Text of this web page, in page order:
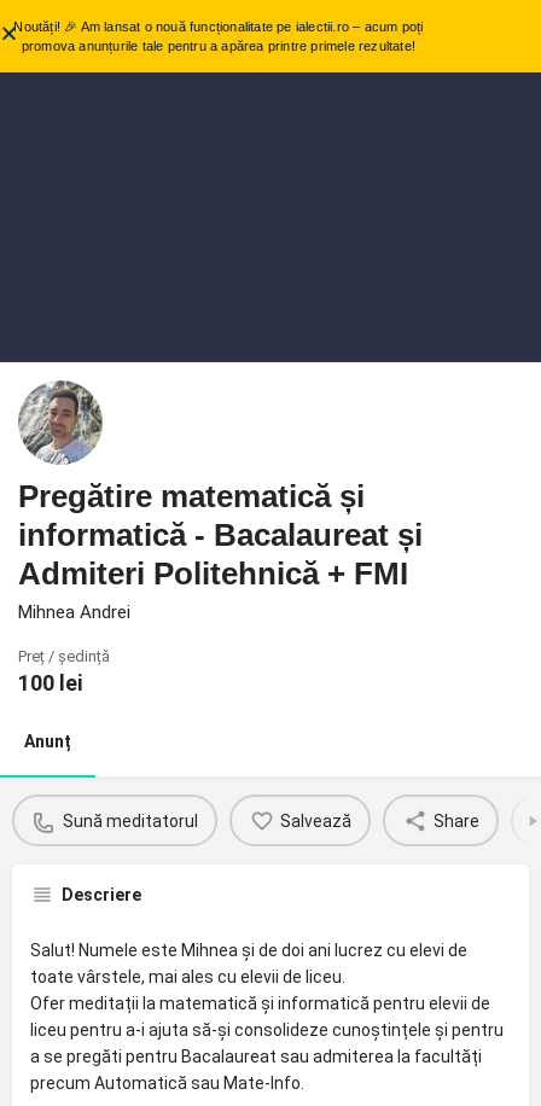
Pregătire matematică și
informatică - Bacalaureat și
Admiteri Politehnică + FMI
Mihnea Andrei
Preț / ședință
100 lei
Anunț
Sună meditatorul Salvează Share
Descriere
Salut! Numele este Mihnea și de doi ani lucrez cu elevi de
toate vârstele, mai ales cu elevii de liceu.
Ofer meditații la matematică și informatică pentru elevii de
liceu pentru a-i ajuta să-și consolideze cunoștințele și pentru
a se pregăti pentru Bacalaureat sau admiterea la facultăți
precum Automatică sau Mate-Info.
Noutăți! 🎉 Am lansat o nouă funcționalitate pe ialectii.ro – acum poți
promova anunțurile tale pentru a apărea printre primele rezultate!